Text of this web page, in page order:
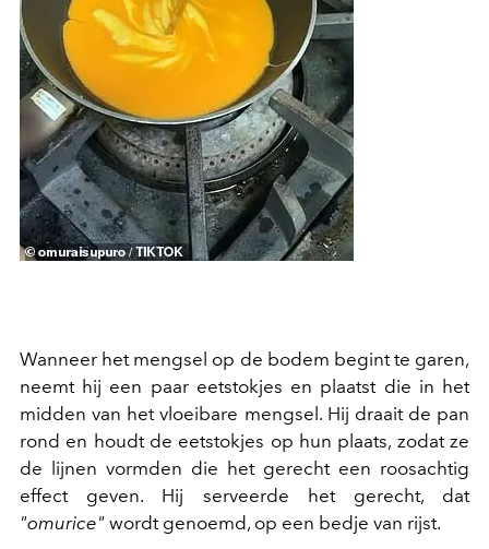
Wanneer het mengsel op de bodem begint te garen,
neemt hij een paar eetstokjes en plaatst die in het
midden van het vloeibare mengsel. Hij draait de pan
rond en houdt de eetstokjes op hun plaats, zodat ze
de lijnen vormden die het gerecht een roosachtig
effect geven. Hij serveerde het gerecht, dat
"omurice" wordt genoemd, op een bedje van rijst.